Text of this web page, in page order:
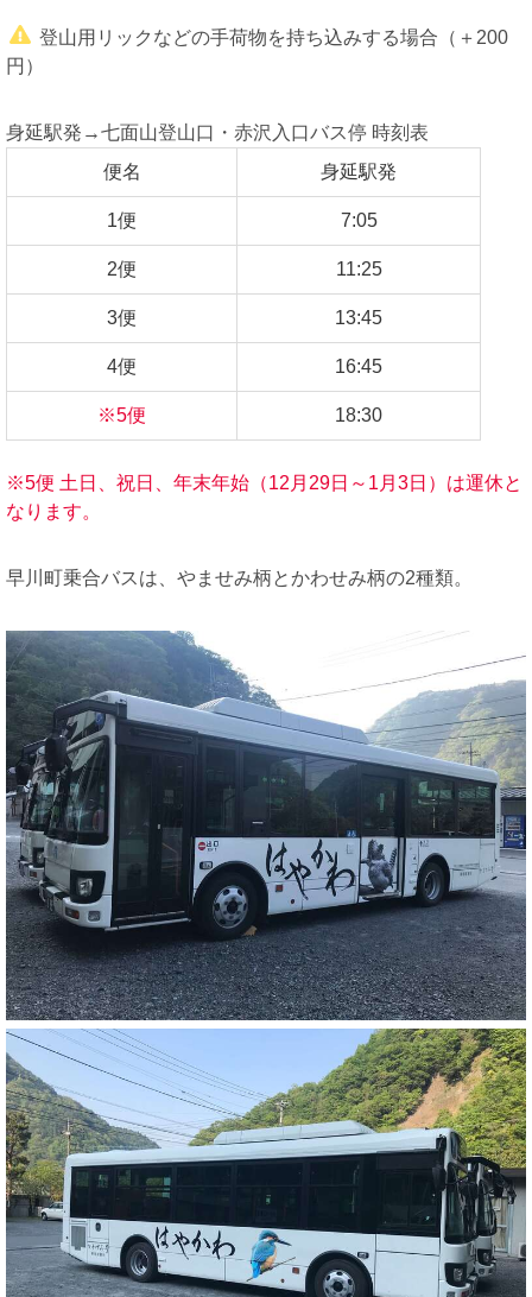
登山用リックなどの手荷物を持ち込みする場合（＋200
円）
身延駅発→七面山登山口・赤沢入口バス停 時刻表
便名
身延駅発
1便 7:05
2便 11:25
3便 13:45
4便 16:45
※5便 18:30
※5便 土日、祝日、年末年始（12月29日～1月3日）は運休と
なります。
早川町乗合バスは、やませみ柄とかわせみ柄の2種類。